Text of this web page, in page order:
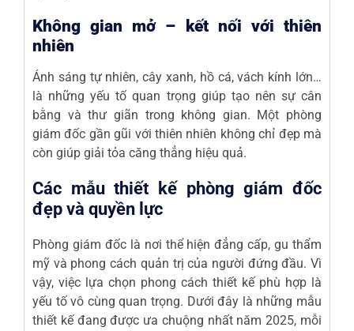
Không gian mở – kết nối với thiên
nhiên
Ánh sáng tự nhiên, cây xanh, hồ cá, vách kính lớn…
là những yếu tố quan trọng giúp tạo nên sự cân
bằng và thư giãn trong không gian. Một phòng
giám đốc gần gũi với thiên nhiên không chỉ đẹp mà
còn giúp giải tỏa căng thẳng hiệu quả.
Các mẫu thiết kế phòng giám đốc
đẹp và quyền lực
Phòng giám đốclà nơi thể hiện đẳng cấp, gu thẩm
mỹ và phong cách quản trị của người đứng đầu. Vì
vậy, việc lựa chọn phong cách thiết kế phù hợp là
yếu tố vô cùng quan trọng. Dưới đây là những mẫu
thiết kế đang được ưa chuộng nhất năm 2025, mỗi